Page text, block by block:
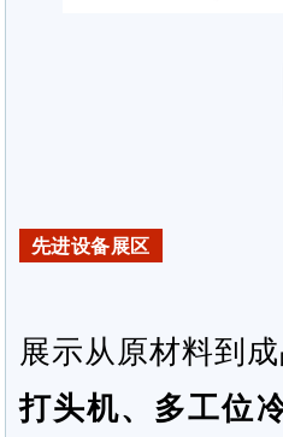
先进设备展区
展示从原材料到
打头机、 多工位